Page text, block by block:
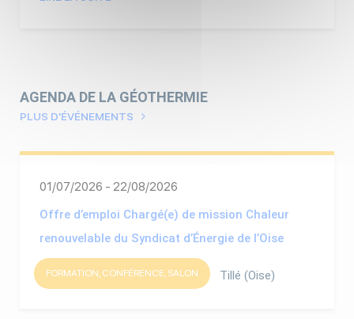
AGENDA DE LA GÉOTHERMIE
PLUS D'ÉVÉNEMENTS
01/07/2026 - 22/08/2026
Offre d’emploi Chargé(e) de mission Chaleur
renouvelable du Syndicat d’Énergie de l’Oise
FORMATION, CONFÉRENCE, SALON Tillé (Oise)